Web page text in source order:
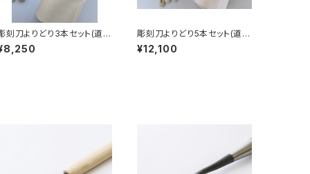
刻刀よりどり3本セット(道具
付)
彫刻刀よりどり5本セット(道具
袋付)
¥12,100